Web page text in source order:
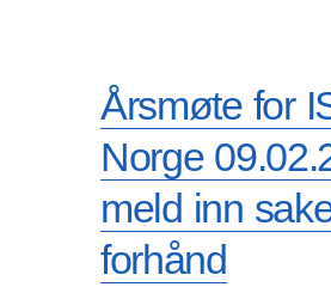
Årsmøte for
Norge
meld inn
forhånd